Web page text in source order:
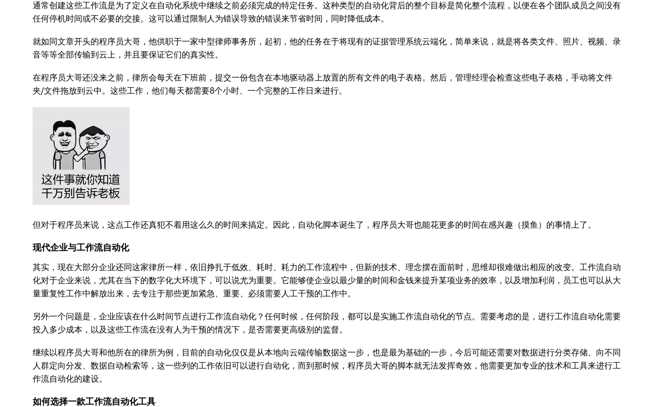
通常创建这些工作流是为了定义在自动化系统中继续之前必须完成的特定任务。这种类型的自动化背后的整个目标是简化整个流程，以便在各个团队成员之间没有
任何停机时间或不必要的交接。这可以通过限制人为错误导致的错误来节省时间，同时降低成本。
就如同文章开头的程序员大哥，他供职于一家中型律师事务所，起初，他的任务在于将现有的证据管理系统云端化，简单来说，就是将各类文件、照片、视频、录
音等等全部传输到云上，并且要保证它们的真实性。
在程序员大哥还没来之前，律所会每天在下班前，提交一份包含在本地驱动器上放置的所有文件的电子表格。然后，管理经理会检查这些电子表格，手动将文件
夹/文件拖放到云中。这些工作，他们每天都需要8个小时、一个完整的工作日来进行。
但对于程序员来说，这点工作还真犯不着用这么久的时间来搞定。因此，自动化脚本诞生了，程序员大哥也能花更多的时间在感兴趣（摸鱼）的事情上了。
现代企业与工作流自动化
其实，现在大部分企业还同这家律所一样，依旧挣扎于低效、耗时、耗力的工作流程中，但新的技术、理念摆在面前时，思维却很难做出相应的改变。工作流自动
化对于企业来说，尤其在当下的数字化大环境下，可以说尤为重要。它能够使企业以最少量的时间和金钱来提升某项业务的效率，以及增加利润，员工也可以从大
量重复性工作中解放出来，去专注于那些更加紧急、重要、必须需要人工干预的工作中。
另外一个问题是，企业应该在什么时间节点进行工作流自动化？任何时候，任何阶段，都可以是实施工作流自动化的节点。需要考虑的是，进行工作流自动化需要
投入多少成本，以及这些工作流在没有人为干预的情况下，是否需要更高级别的监督。
继续以程序员大哥和他所在的律所为例，目前的自动化仅仅是从本地向云端传输数据这一步，也是最为基础的一步，今后可能还需要对数据进行分类存储、向不同
人群定向分发、数据自动检索等，这一些列的工作依旧可以进行自动化，而到那时候，程序员大哥的脚本就无法发挥奇效，他需要更加专业的技术和工具来进行工
作流自动化的建设。
如何选择一款工作流自动化工具